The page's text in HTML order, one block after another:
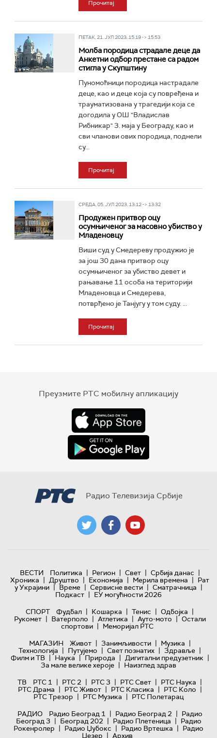
Прочитај
ПЕТАК, 21. ЈУЛ 2023, 15:19 -> 15:53
Молба породица страдале деце да
Анкетни одбор престане са радом
стигла у Скупштину
Пуномоћници породица настрадале
деце, као и деце која су повређена и
трауматизована у трагедији која се
догодила у ОШ "Владислав
Рибникар" 3. маја у Београду, као и
сви чланови ових породица, поднели
су...
Прочитај
СРЕДА, 05. ЈУЛ 2023, 13:12 -> 13:32
Продужен притвор оцу
осумњиченог за масовно убиство у
Младеновцу
Виши суд у Смедереву продужио је
за још 30 дана притвор оцу
осумњиченог за убиство девет и
рањавање 11 особа на територији
Младеновца и Смедерева,
потврђено је Танјугу у том суду. ...
Прочитај
Преузмите РТС мобилну апликацију
Радио Телевизија Србије
ВЕСТИ Политика | Регион | Свет | Србија данас |
Хроника | Друштво | Економија | Мерила времена | Рат
у Украјини | Време | Сервисне вести | Сматрачница |
Подкаст | ЕУ могућности 2026
СПОРТ
Фудбал | Кошарка | Тенис | Одбојка |
Рукомет | Ватерполо | Атлетика | Ауто-мото | Остали
спортови | Меморијал РТС
МАГАЗИН
Живот | Занимљивости | Музика |
Технологијa | Путујемо | Свет познатих | Здравље |
Филм и ТВ | Наука | Природа | Дигитални предузетник |
За мале велике хероје | Наизглед здрав
ТВ
РТС 1 | РТС 2 | РТС 3 | РТС Свет | РТС Наука |
РТС Драма | РТС Живот | РТС Класика | РТС Коло |
РТС Трезор | РТС Музика | РТС Полетарац
РАДИО
Радио Београд 1 | Радио Београд 2 | Радио
Београд 3 | Београд 202 | Радио Плетеница | Радио
Рокенролер | Радио Џубокс | Радио Вртешка | Радио
Џезер | Архив